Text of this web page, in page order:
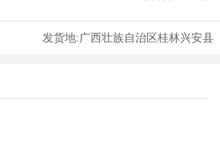
发货地:广西壮族自治区桂林兴安县